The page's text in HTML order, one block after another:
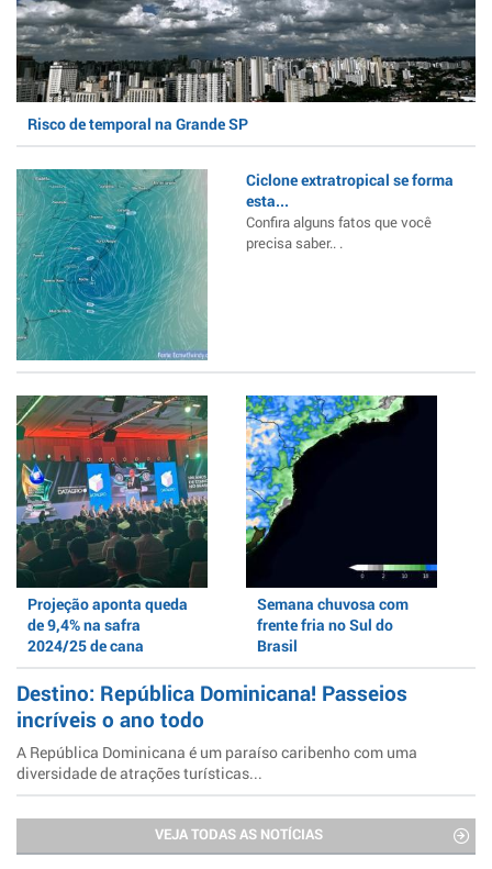
Risco de temporal na Grande SP
Ciclone extratropical se forma
esta...
Confira alguns fatos que você
precisa saber.. .
Projeção aponta queda
de 9,4% na safra
2024/25 de cana
Semana chuvosa com
frente fria no Sul do
Brasil
Destino: República Dominicana! Passeios
incríveis o ano todo
A República Dominicana é um paraíso caribenho com uma
diversidade de atrações turísticas...
VEJA TODAS AS NOTÍCIAS